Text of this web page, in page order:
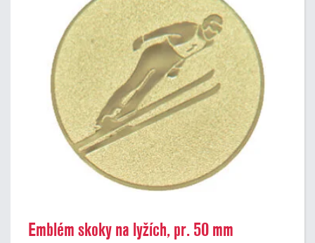
Emblém skoky na lyžích, pr. 50 mm